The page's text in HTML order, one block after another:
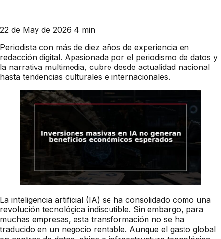
22 de May de 2026 4 min
Periodista con más de diez años de experiencia en
redacción digital. Apasionada por el periodismo de datos y
la narrativa multimedia, cubre desde actualidad nacional
hasta tendencias culturales e internacionales.
La inteligencia artificial (IA) se ha consolidado como una
revolución tecnológica indiscutible. Sin embargo, para
muchas empresas, esta transformación no se ha
traducido en un negocio rentable. Aunque el gasto global